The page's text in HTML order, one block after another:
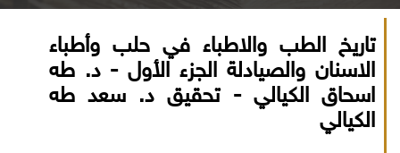
تاريخ الطب والاطباء في حلب وأطباء
الاسنان والصيادلة الجزء الأول - د. طه
اسحاق الكيالي - تحقيق د. سعد طه
الكيالي